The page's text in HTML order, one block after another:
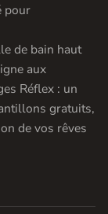
pour
de bain haut
aux
Réflex : un
gratuits,
de vos rêves